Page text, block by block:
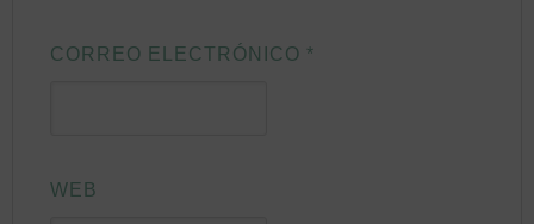
CORREO ELECTRÓNICO *
WEB